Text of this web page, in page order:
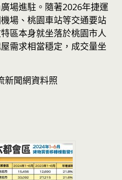
場進駐。隨著2026年捷運
場、桃園車站等交通要站
區本身就坐落於桃園市人
需求相當穩定，成交量坐
新聞網資料照